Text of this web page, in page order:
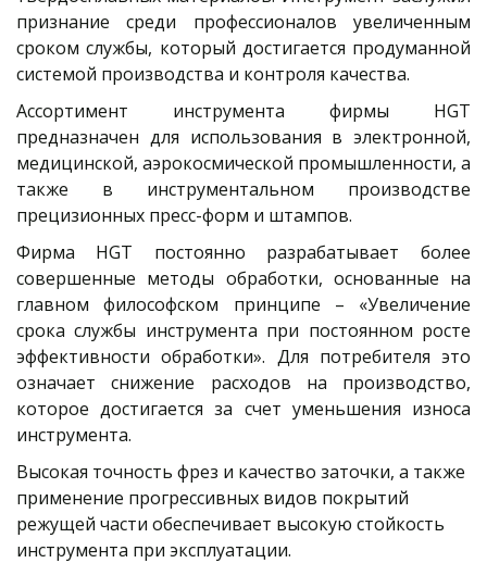
признание среди профессионалов увеличенным
сроком службы, который достигается продуманной
системой производства и контроля качества.
Ассортимент инструмента фирмы HGT
предназначен для использования в электронной,
медицинской, аэрокосмической промышленности, а
также в инструментальном производстве
прецизионных пресс-форм и штампов.
Фирма HGT постоянно разрабатывает более
совершенные методы обработки, основанные на
главном философском принципе – «Увеличение
срока службы инструмента при постоянном росте
эффективности обработки». Для потребителя это
означает снижение расходов на производство,
которое достигается за счет уменьшения износа
инструмента.
Высокая точность фрез и качество заточки, а также
применение прогрессивных видов покрытий
режущей части обеспечивает высокую стойкость
инструмента при эксплуатации.